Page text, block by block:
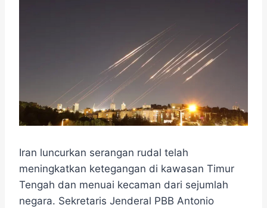
Iran luncurkan serangan rudal telah
meningkatkan ketegangan di kawasan Timur
Tengah dan menuai kecaman dari sejumlah
negara. Sekretaris Jenderal PBB Antonio